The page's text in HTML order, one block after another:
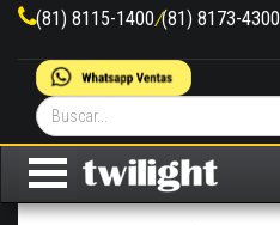
(81) 8115-1400/(81) 8173-4300